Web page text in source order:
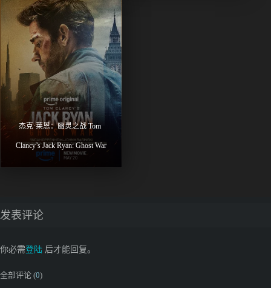
杰克·莱恩：幽灵之战 Tom
Clancy’s Jack Ryan: Ghost War
发表评论
你必需登陆 后才能回复。
全部评论 (0)